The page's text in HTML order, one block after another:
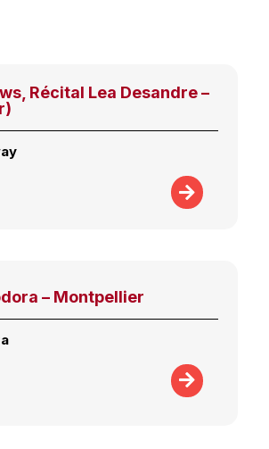
Récital Lea Desandre –
– Montpellier